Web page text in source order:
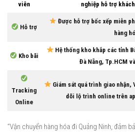
viên
nghiệp hỗ trợ
Hỗ trợ
Được hỗ trợ bốc xếp miễn
hàng
Kho bãi
Hệ thống kho khắp các tỉnh
Đà Nẵng, Tp.HCM
Tracking
Online
Giám sát quá trình giao nhận,
dõi lộ trình online trên
“Vận chuyển hàng hóa đi Quảng Ninh, đảm